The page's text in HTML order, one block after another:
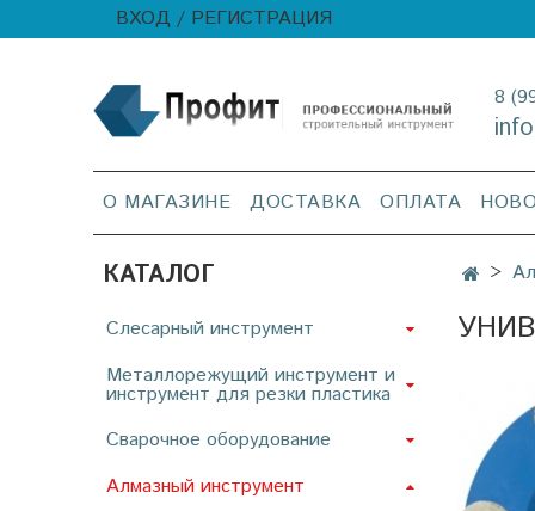
ВХОД / РЕГИСТРАЦИЯ
8
О МАГАЗИНЕ ДОСТАВКА ОПЛАТА
КАТАЛОГ
Слесарный инструмент
Металлорежущий инструмент и
инструмент для резки пластика
Сварочное оборудование
Алмазный инструмент